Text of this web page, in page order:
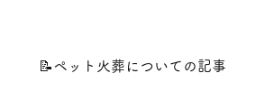
📝ペット火葬についての記事